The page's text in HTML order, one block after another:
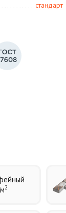
стандарт
2